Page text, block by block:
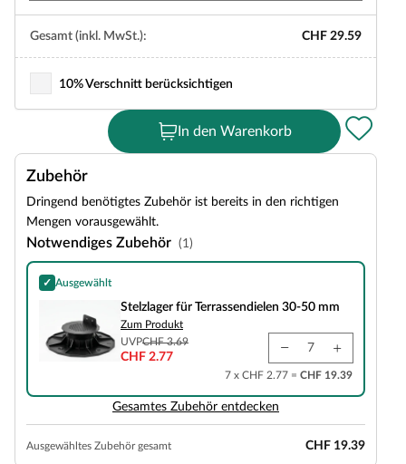
Gesamt (inkl. MwSt.): CHF 29.59
10% Verschnitt berücksichtigen
In den Warenkorb
Zubehör
Dringend benötigtes Zubehör ist bereits in den richtigen
Mengen vorausgewählt.
Notwendiges Zubehör (1)
✓ Ausgewählt
Stelzlager für Terrassendielen 30-50 mm
Stelzlager für Terrassendielen 30-50 mm
Zum Produkt
UVPCHF 3.69
CHF 2.77
7 x CHF 2.77 = CHF 19.39
Gesamtes Zubehör entdecken
Ausgewähltes Zubehör gesamt CHF 19.39